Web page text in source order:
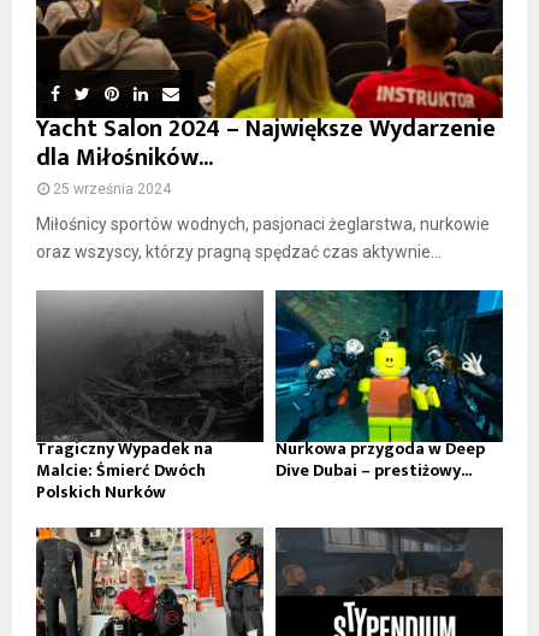
Yacht Salon 2024 – Największe Wydarzenie
dla Miłośników...
25 września 2024
Miłośnicy sportów wodnych, pasjonaci żeglarstwa, nurkowie
oraz wszyscy, którzy pragną spędzać czas aktywnie...
Tragiczny Wypadek na
Malcie: Śmierć Dwóch
Polskich Nurków
Nurkowa przygoda w Deep
Dive Dubai – prestiżowy...